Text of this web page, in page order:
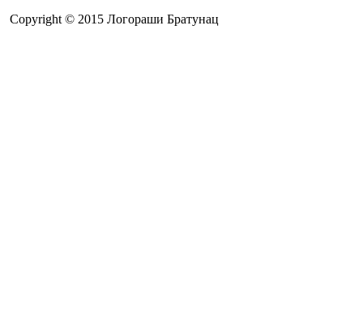
Copyright © 2015 Логораши Братунац